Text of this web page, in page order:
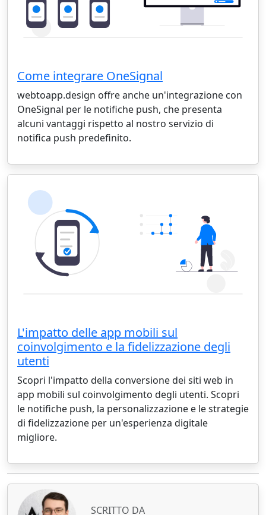
Come integrare OneSignal
webtoapp.design offre anche un'integrazione con
OneSignal per le notifiche push, che presenta
alcuni vantaggi rispetto al nostro servizio di
notifica push predefinito.
L'impatto delle app mobili sul
coinvolgimento e la fidelizzazione degli
utenti
Scopri l'impatto della conversione dei siti web in
app mobili sul coinvolgimento degli utenti. Scopri
le notifiche push, la personalizzazione e le strategie
di fidelizzazione per un'esperienza digitale
migliore.
SCRITTO DA